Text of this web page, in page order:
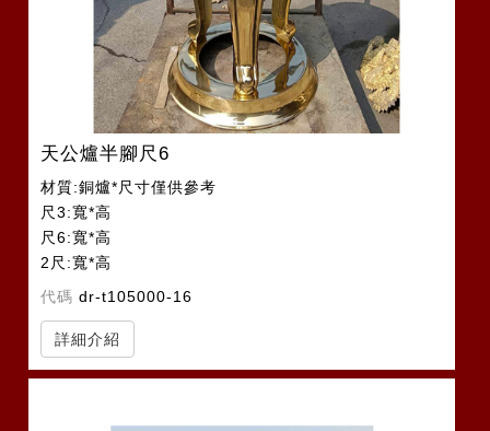
天公爐半腳尺6
材質:銅爐*尺寸僅供參考
尺3:寬*高
尺6:寬*高
2尺:寬*高
2尺2:寬*高
代碼 dr-t105000-16
詳細介紹